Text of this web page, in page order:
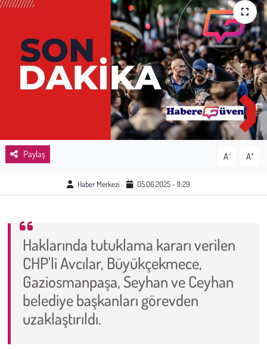
Paylaş A- A+
Haber Merkezi 05.06.2025 - 11:29
Haklarında tutuklama kararı verilen
CHP'li Avcılar, Büyükçekmece,
Gaziosmanpaşa, Seyhan ve Ceyhan
belediye başkanları görevden
uzaklaştırıldı.
Kadın
Emek
Spor
Bilim - Teknoloji
İnsan Hakları
Hayvan Hakları
Çevre
Galeri
Günün İçinden